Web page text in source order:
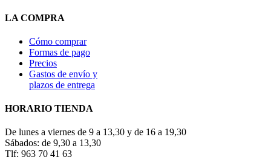
LA COMPRA
Cómo comprar
Formas de pago
Precios
Gastos de envío y
plazos de entrega
HORARIO TIENDA
De lunes a viernes de 9 a 13,30 y de 16 a 19,30
Sábados: de 9,30 a 13,30
Tlf: 963 70 41 63